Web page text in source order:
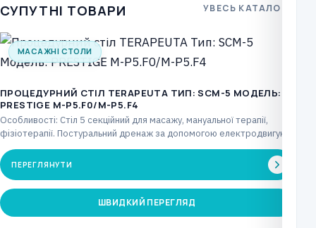
СУПУТНІ ТОВАРИ УВЕСЬ КАТАЛОГ
МАСАЖНІ СТОЛИ
ПРОЦЕДУРНИЙ СТІЛ TERAPEUTA ТИП: SCM-5 МОДЕЛЬ:
PRESTIGE М-P5.F0/М-P5.F4
Особливості: Стіл 5 секційний для масажу, мануальної терапії,
фізіотерапії. Постуральний дренаж за допомогою електродвигуна,
що керується…
ПЕРЕГЛЯНУТИ
ШВИДКИЙ ПЕРЕГЛЯД